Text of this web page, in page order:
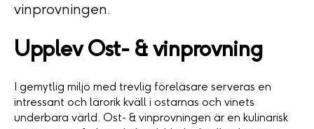
vinprovningen.
Upplev Ost- & vinprovning
I gemytlig miljö med trevlig föreläsare serveras en
intressant och lärorik kväll i ostarnas och vinets
underbara värld. Ost- & vinprovningen är en kulinarisk